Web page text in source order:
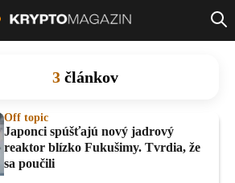
3 článkov
Off topic
Japonci spúšťajú nový jadrový
reaktor blízko Fukušimy. Tvrdia, že
sa poučili